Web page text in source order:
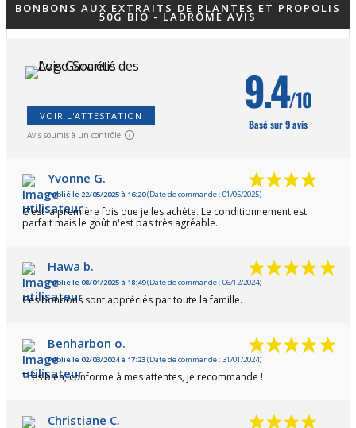
BONBONS AUX EXTRAITS DE PLANTES ET PROPOLIS
50G BIO - LADRÔME AVIS
VOIR L'ATTESTATION
Avis soumis à un contrôle
9.4/10
Basé sur 9 avis
Yvonne G.
Publié le 22/05/2025 à 16:20(Date de commande : 01/05/2025)
C'est la première fois que je les achète. Le conditionnement est
parfait mais le goût n'est pas très agréable.
Hawa b.
Publié le 08/01/2025 à 18:49(Date de commande : 06/12/2024)
Ces bonbons sont appréciés par toute la famille.
Benharbon o.
Publié le 02/03/2024 à 17:23(Date de commande : 31/01/2024)
Très bien, conforme à mes attentes, je recommande !
Christiane C.